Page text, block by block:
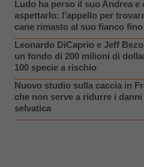
Ludo ha perso il suo Andrea e
aspettarlo: l’appello per
cane rimasto al suo fianco
Leonardo DiCaprio e Jeff
un fondo di 200 milioni di
100 specie a rischio
Nuovo studio sulla caccia in
che non serve a ridurre i
selvatica